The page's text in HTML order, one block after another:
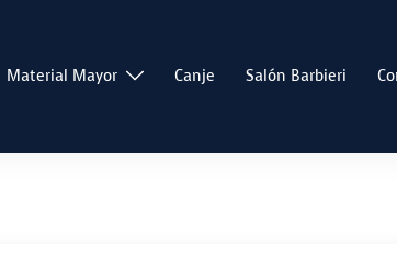
Material Mayor Canje Salón Barbieri